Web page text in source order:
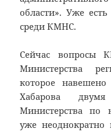
области». Уже
среди КМНС.
Сейчас вопросы
Министерства
которое
Хабарова
Министерства по
уже неоднократно